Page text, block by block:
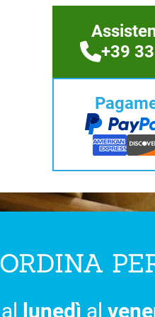
+39
lunedì al